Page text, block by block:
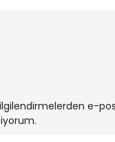
e-